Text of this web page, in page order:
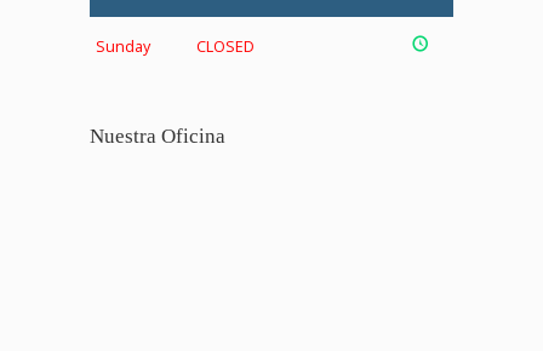
Sunday CLOSED
Nuestra Oficina